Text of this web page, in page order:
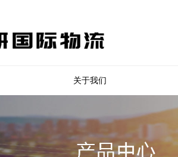
关于我们